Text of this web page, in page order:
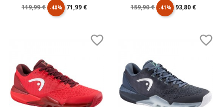
Prix
119,99 € -40% Prix
71,99 € Prix
159,90 € -41% Prix
93,80 €
 